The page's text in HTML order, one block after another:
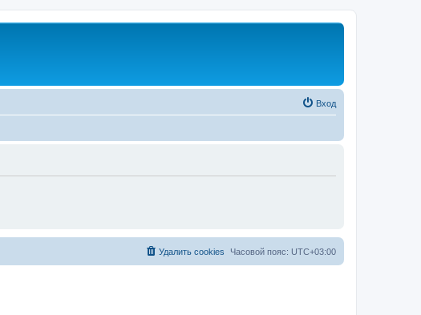
Вход
Часовой пояс: UTC+03:00
Удалить cookies